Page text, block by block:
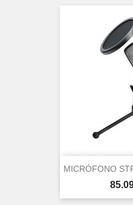
MICRÓFONO